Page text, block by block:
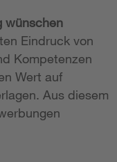
wünschen
Eindruck von
Kompetenzen
Wert auf
Aus diesem